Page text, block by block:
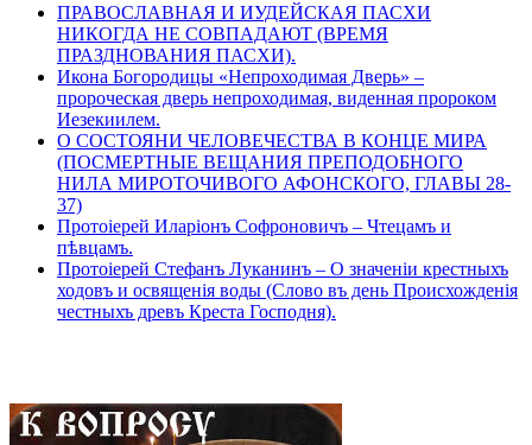
ПРАВОСЛАВНАЯ И ИУДЕЙСКАЯ ПАСХИ
НИКОГДА НЕ СОВПАДАЮТ (ВРЕМЯ
ПРАЗДНОВАНИЯ ПАСХИ).
Икона Богородицы «Непроходимая Дверь» –
пророческая дверь непроходимая, виденная пророком
Иезекиилем.
О СОСТОЯНИ ЧЕЛОВЕЧЕСТВА В КОНЦЕ МИРА
(ПОСМЕРТНЫЕ ВЕЩАНИЯ ПРЕПОДОБНОГО
НИЛА МИРОТОЧИВОГО АФОНСКОГО, ГЛАВЫ 28-
37)
Протоіерей Иларіонъ Софроновичъ – Чтецамъ и
пѣвцамъ.
Протоіерей Стефанъ Луканинъ – О значеніи крестныхъ
ходовъ и освященія воды (Слово въ день Происхожденія
честныхъ древъ Креста Господня).